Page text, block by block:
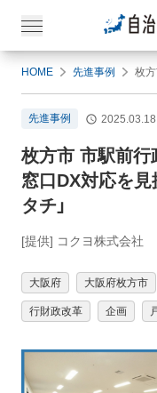
HOME 先進事例
先進事例 2025.03.18
枚方市 市駅前行
窓口DX対応を見
タチ」
[提供] コクヨ株式会社
大阪府 大阪府枚方市
行財政改革 企画